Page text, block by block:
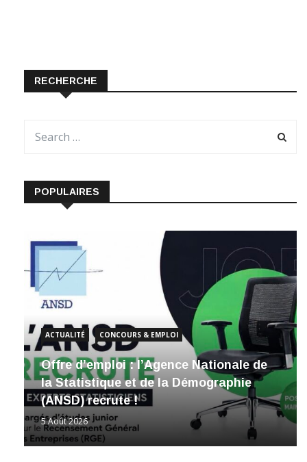
RECHERCHE
POPULAIRES
ACTUALITÉ CONCOURS & EMPLOI
Offre d’emploi : l’Agence Nationale de
la Statistique et de la Démographie
(ANSD) recrute !
5 Août 2026